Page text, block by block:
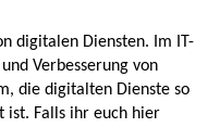
digitalen Diensten. Im IT-
Verbesserung von
die digitalten Dienste so
ist. Falls ihr euch hier